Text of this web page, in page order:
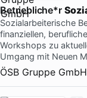
Betriebliche*r
Sozialarbeiterische
finanziellen,
Workshops zu
Umgang mit Neuen
ÖSB Gruppe GmbH